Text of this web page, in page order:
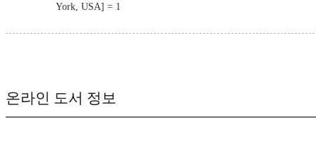
York, USA] = 1
온라인 도서 정보